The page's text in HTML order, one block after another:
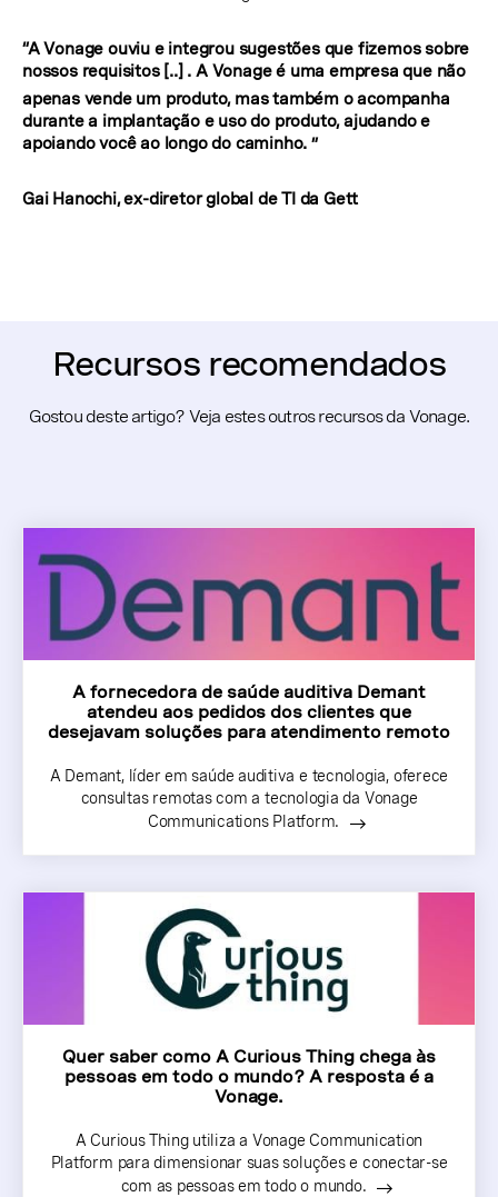
“A Vonage ouviu e integrou sugestões que fizemos sobre
nossos requisitos [..] . A Vonage é uma empresa que não
apenas vende um produto, mas também o acompanha
durante a implantação e uso do produto, ajudando e
apoiando você ao longo do caminho. ”
Gai Hanochi, ex-diretor global de TI da Gett
Recursos recomendados
Gostou deste artigo? Veja estes outros recursos da Vonage.
A fornecedora de saúde auditiva Demant
atendeu aos pedidos dos clientes que
desejavam soluções para atendimento remoto
A Demant, líder em saúde auditiva e tecnologia, oferece
consultas remotas com a tecnologia da Vonage
Communications Platform.
Quer saber como A Curious Thing chega às
pessoas em todo o mundo? A resposta é a
Vonage.
A Curious Thing utiliza a Vonage Communication
Platform para dimensionar suas soluções e conectar-se
com as pessoas em todo o mundo.